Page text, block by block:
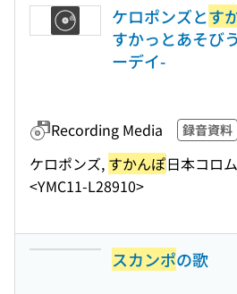
ケロポンズとす
すかっとあそび
ーデイ-
Recording Media 録音資料
ケロポンズ, すかんぽ日本コロ
<YMC11-L28910>
スカンポの歌